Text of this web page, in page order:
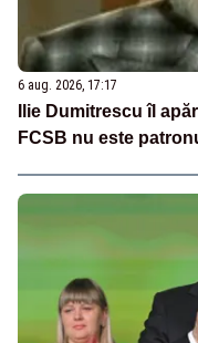
6 aug. 2026, 17:17
Ilie Dumitrescu îl
FCSB nu este